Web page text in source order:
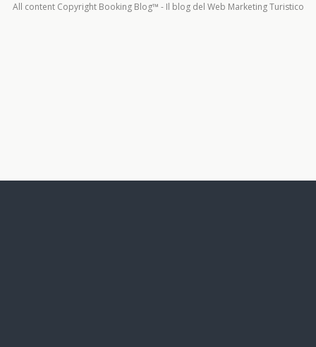
All content Copyright Booking Blog™ - Il blog del Web Marketing Turistico